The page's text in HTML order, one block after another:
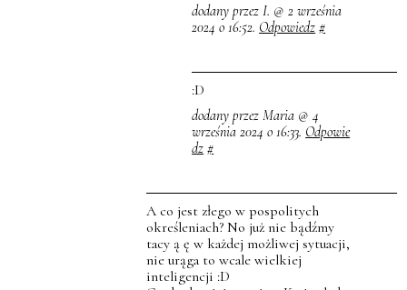
dodany przez I. @ 2 września
2024 o 16:52. Odpowiedz #
:D
dodany przez Maria @ 4
września 2024 o 16:33. Odpowie
dz #
A co jest złego w pospolitych
określeniach? No już nie bądźmy
tacy ą ę w każdej możliwej sytuacji,
nie urąga to wcale wielkiej
inteligencji :D